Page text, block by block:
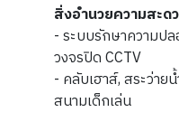
สิ่งอำนวยความสะด
- ระบบรักษาความป
วงจรปิด CCTV
- คลับเฮาส์, สระว่าย
สนามเด็กเล่น